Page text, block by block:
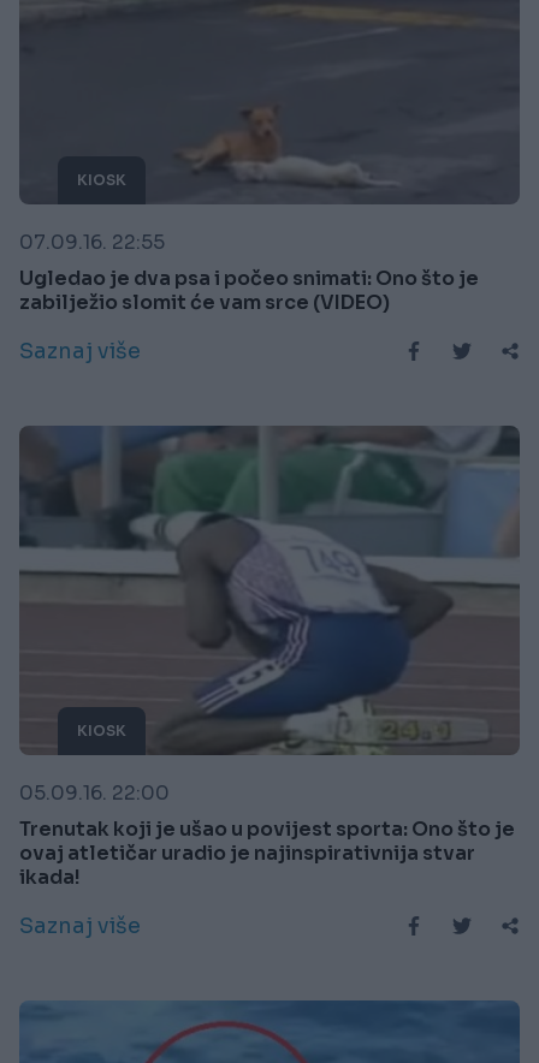
KIOSK
07.09.16. 22:55
Ugledao je dva psa i počeo snimati: Ono što je
zabilježio slomit će vam srce (VIDEO)
Saznaj više
KIOSK
05.09.16. 22:00
Trenutak koji je ušao u povijest sporta: Ono što je
ovaj atletičar uradio je najinspirativnija stvar
ikada!
Saznaj više